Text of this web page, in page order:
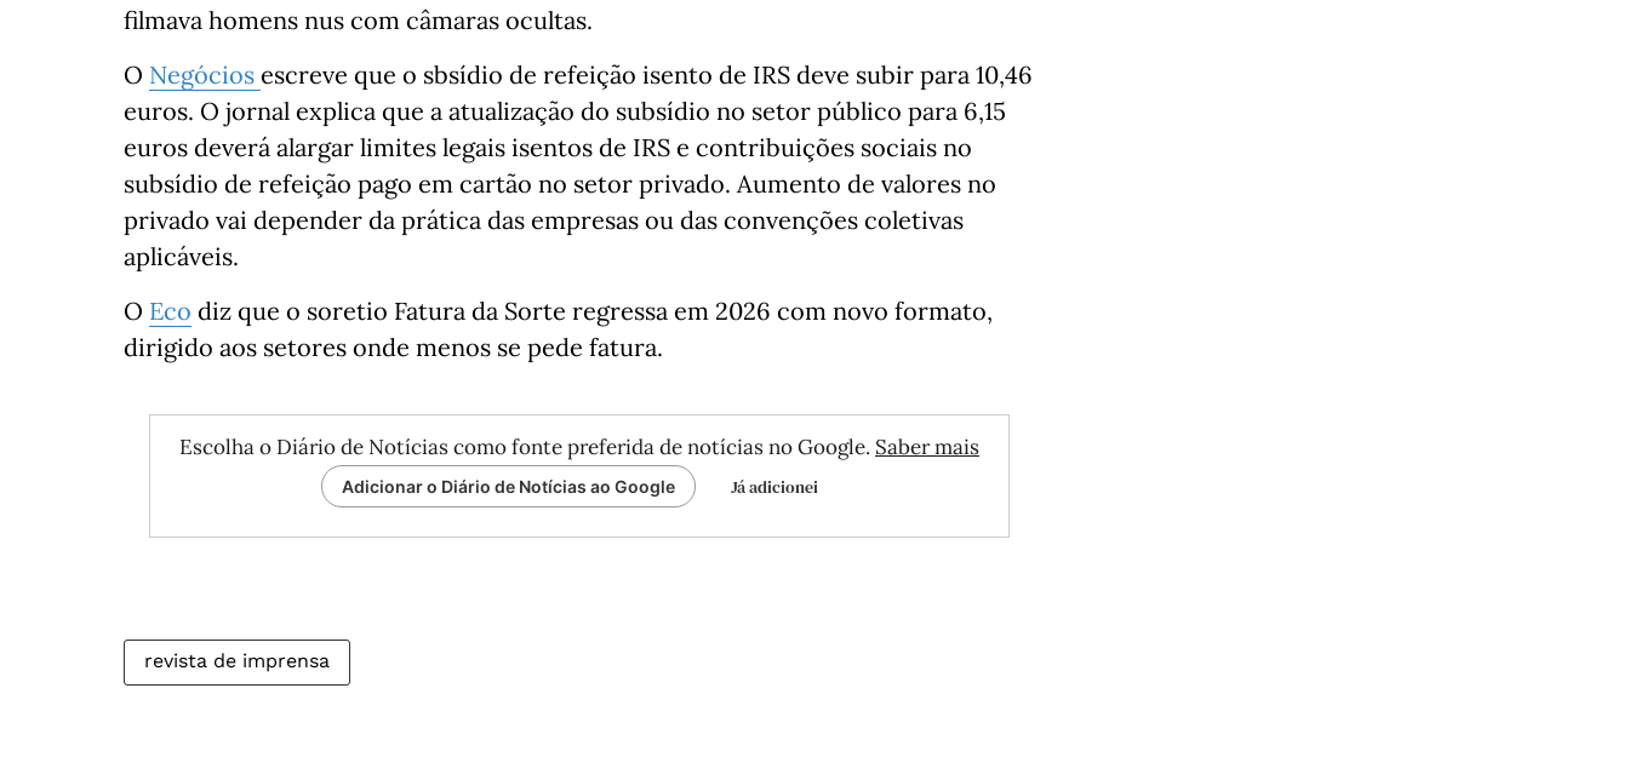
filmava homens nus com câmaras ocultas.
O Negócios escreve que o sbsídio de refeição isento de IRS deve subir para 10,46
euros. O jornal explica que a atualização do subsídio no setor público para 6,15
euros deverá alargar limites legais isentos de IRS e contribuições sociais no
subsídio de refeição pago em cartão no setor privado. Aumento de valores no
privado vai depender da prática das empresas ou das convenções coletivas
aplicáveis.
O Eco diz que o soretio Fatura da Sorte regressa em 2026 com novo formato,
dirigido aos setores onde menos se pede fatura.
Escolha o Diário de Notícias como fonte preferida de notícias no Google. Saber mais
Adicionar o Diário de Notícias ao Google Já adicionei
revista de imprensa